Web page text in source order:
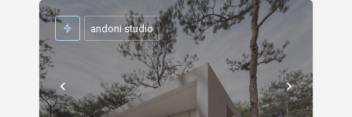
andoni studio